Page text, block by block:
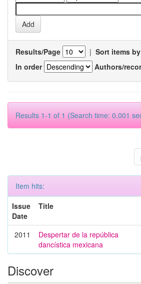
Results/Page | Sort items by
In order
Authors/
Results 1-1 of 1 (Search time: 0.001
Item hits:
Issue
Date
Title
2011
Despertar de la república
dancística mexicana
Discover